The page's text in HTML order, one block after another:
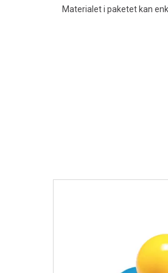
Materialet i paketet kan